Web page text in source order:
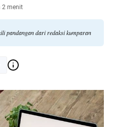
2 menit
pandangan dari redaksi kumparan